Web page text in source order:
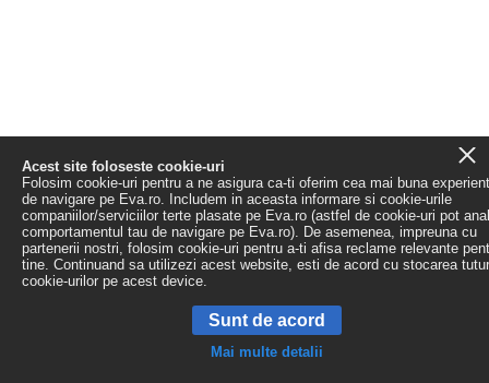
Acest site foloseste cookie-uri
Folosim cookie-uri pentru a ne asigura ca-ti oferim cea mai buna
de navigare pe Eva.ro. Includem in aceasta informare si cookie-urile
companiilor/serviciilor terte plasate pe Eva.ro (astfel de cookie-uri pot
comportamentul tau de navigare pe Eva.ro). De asemenea, impreuna cu
partenerii nostri, folosim cookie-uri pentru a-ti afisa reclame relevante
tine. Continuand sa utilizezi acest website, esti de acord cu stocarea
cookie-urilor pe acest device.
Sunt de acord
Mai multe detalii